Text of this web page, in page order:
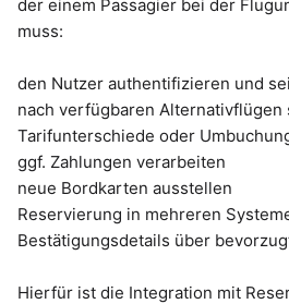
der einem Passagier bei der
muss:
den Nutzer authentifizieren und
nach verfügbaren Alternativflügen
Tarifunterschiede oder
ggf. Zahlungen verarbeiten
neue Bordkarten ausstellen
Reservierung in mehreren
Bestätigungsdetails über
Hierfür ist die Integration mit